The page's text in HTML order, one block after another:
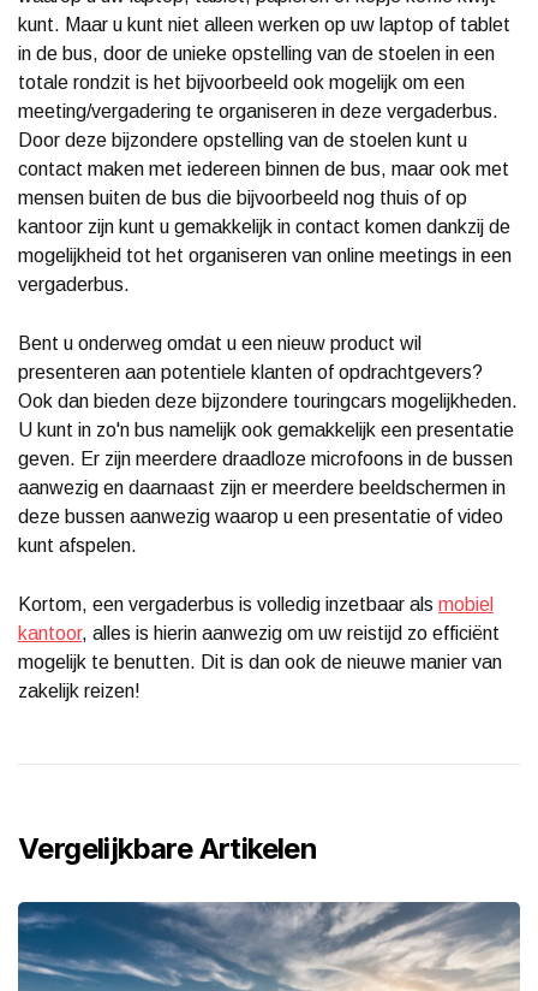
kunt. Maar u kunt niet alleen werken op uw laptop of tablet
in de bus, door de unieke opstelling van de stoelen in een
totale rondzit is het bijvoorbeeld ook mogelijk om een
meeting/vergadering te organiseren in deze vergaderbus.
Door deze bijzondere opstelling van de stoelen kunt u
contact maken met iedereen binnen de bus, maar ook met
mensen buiten de bus die bijvoorbeeld nog thuis of op
kantoor zijn kunt u gemakkelijk in contact komen dankzij de
mogelijkheid tot het organiseren van online meetings in een
vergaderbus.
Bent u onderweg omdat u een nieuw product wil
presenteren aan potentiele klanten of opdrachtgevers?
Ook dan bieden deze bijzondere touringcars mogelijkheden.
U kunt in zo'n bus namelijk ook gemakkelijk een presentatie
geven. Er zijn meerdere draadloze microfoons in de bussen
aanwezig en daarnaast zijn er meerdere beeldschermen in
deze bussen aanwezig waarop u een presentatie of video
kunt afspelen.
Kortom, een vergaderbus is volledig inzetbaar als mobiel
kantoor, alles is hierin aanwezig om uw reistijd zo efficiënt
mogelijk te benutten. Dit is dan ook de nieuwe manier van
zakelijk reizen!
Vergelijkbare Artikelen